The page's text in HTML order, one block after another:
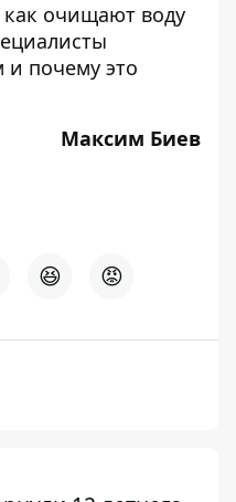
как очищают воду
и почему это
Максим Биев
😆 😡